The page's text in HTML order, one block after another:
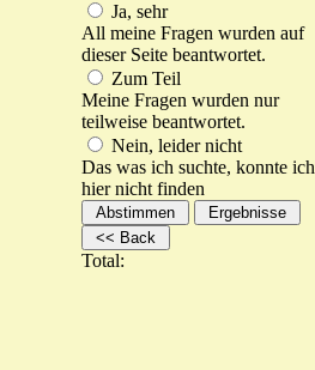
Ja, sehr
All meine Fragen wurden auf
dieser Seite beantwortet.
Zum Teil
Meine Fragen wurden nur
teilweise beantwortet.
Nein, leider nicht
Das was ich suchte, konnte ich
hier nicht finden
Total: